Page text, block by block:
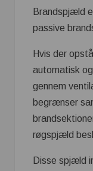
Brandspjæld
passive
Hvis der
automatisk
gennem
begrænser
røgspjæld
Disse spjæld